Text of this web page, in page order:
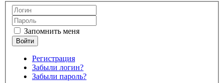
Запомнить меня
Регистрация
Забыли логин?
Забыли пароль?